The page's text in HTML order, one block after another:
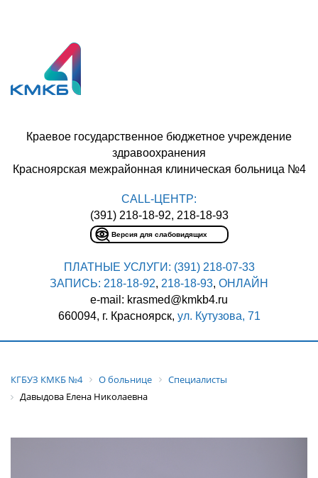
CALL-ЦЕНТР:
(391) 218-18-92, 218-18-93
Версия для слабовидящих
Краевое государственное бюджетное учреждение
здравоохранения
Красноярская межрайонная клиническая больница №4
ПЛАТНЫЕ УСЛУГИ: (391) 218-07-33
ЗАПИСЬ: 218-18-92, 218-18-93, ОНЛАЙН
e-mail: krasmed@kmkb4.ru
660094, г. Красноярск, ул. Кутузова, 71
КГБУЗ КМКБ №4 О больнице
Специалисты
Давыдова Елена Николаевна